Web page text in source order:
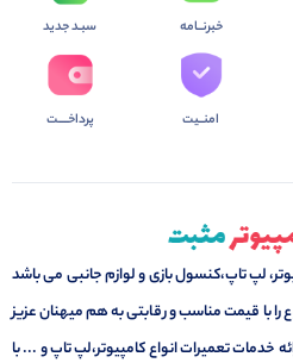
خبرنــامه
امنــیت
سبـد جدید
پرداخــــت
لپ تاپ،کنسول بازی و لوازم جانبی می باشد
با قیمت مناسب و رقابتی به هم میهنان عزیز
خدمات تعمیرات انواع کامپیوتر،لپ تاپ و ... با